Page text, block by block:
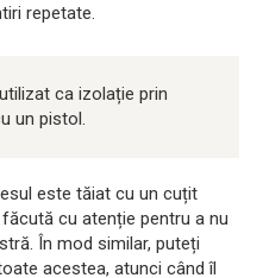
repetate.
ca izolație prin
un pistol.
este tăiat cu un cuțit
cu atenție pentru a nu
În mod similar, puteți
acestea, atunci când îl